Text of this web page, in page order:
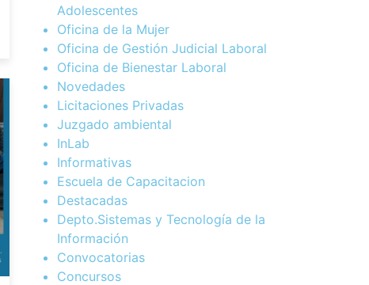
Adolescentes
Oficina de la Mujer
Oficina de Gestión Judicial Laboral
Oficina de Bienestar Laboral
Novedades
Licitaciones Privadas
Juzgado ambiental
InLab
Informativas
Escuela de Capacitacion
Destacadas
Depto.Sistemas y Tecnología de la
Información
Convocatorias
Concursos